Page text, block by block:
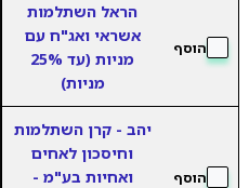
הוסף
הראל השתלמות
אשראי ואג"ח עם
מניות (עד 25%
מניות)
הוסף
יהב - קרן השתלמות
וחיסכון לאחים
ואחיות בע"מ -